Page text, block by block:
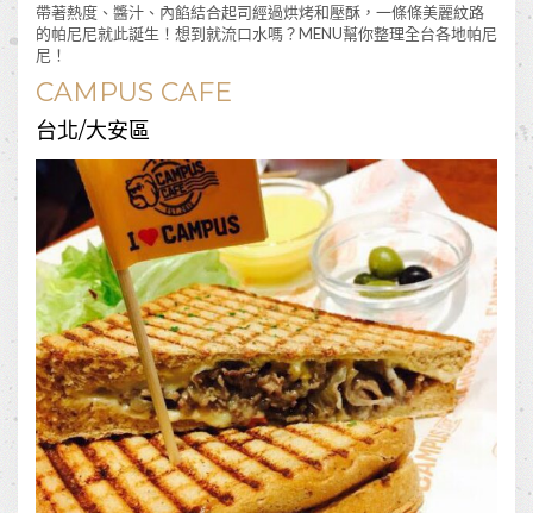
帶著熱度、醬汁、內餡結合起司經過烘烤和壓酥，一條條美麗紋路
的帕尼尼就此誕生！想到就流口水嗎？MENU幫你整理全台各地帕尼
尼！
CAMPUS CAFE
台北/大安區